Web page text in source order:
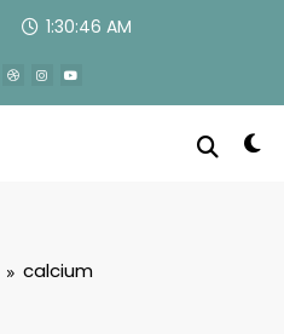
1:30:46 AM
calcium